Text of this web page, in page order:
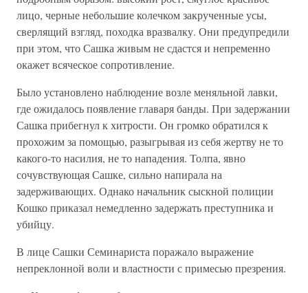
лицо, черные небольшие колечком закрученные усы,
сверлящий взгляд, походка вразвалку. Они предупредили
при этом, что Сашка живым не сдастся и непременно
окажет всяческое сопротивление.
Было установлено наблюдение возле меняльной лавки,
где ожидалось появление главаря банды. При задержании
Сашка прибегнул к хитрости. Он громко обратился к
прохожим за помощью, разыгрывая из себя жертву не то
какого-то насилия, не то нападения. Толпа, явно
сочувствующая Сашке, сильно напирала на
задерживающих. Однако начальник сыскной полиции
Кошко приказал немедленно задержать преступника и
убийцу.
В лице Сашки Семинариста поражало выражение
непреклонной воли и властности с примесью презрения.